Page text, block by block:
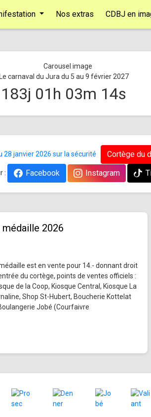
Nos extras CDBJ en
Le carnaval du Jura du 5 au 9 février 2027
183j 01 h 03m 13s
28 janvier 2026 sur la sécurité Cortège du
: Facebook Instagram
médaille 2026
médaille est en vente pour 14.- donnant droit
du cortège, points de ventes officiels :
de la Coop, Kiosque Central, Kiosque La
Shop St-Hubert, Boucherie Kottelat
Jobé (Courfaivre